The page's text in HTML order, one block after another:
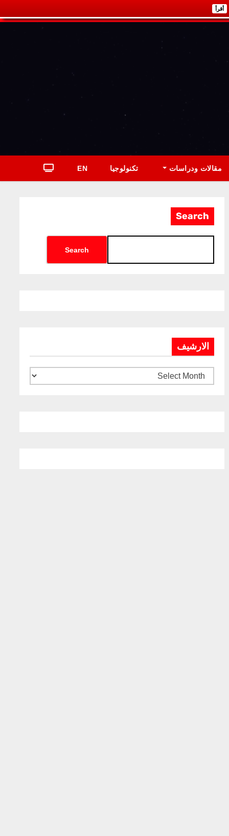
أقرأ
مقالات ودراسات تكنولوجيا EN
Search
Search
الارشيف